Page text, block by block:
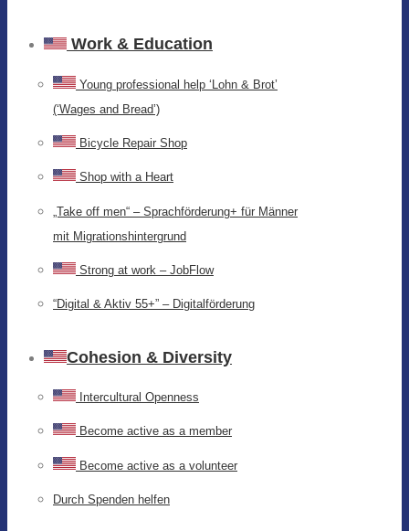
Work & Education
Young professional help ‘Lohn & Brot’
(‘Wages and Bread’)
Bicycle Repair Shop
Shop with a Heart
„Take off men“ – Sprachförderung+ für Männer
mit Migrationshintergrund
Strong at work – JobFlow
“Digital & Aktiv 55+” – Digitalförderung
Cohesion & Diversity
Intercultural Openness
Become active as a member
Become active as a volunteer
Durch Spenden helfen